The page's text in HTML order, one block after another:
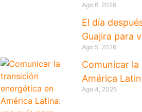
Ago 6, 2026
El día
Guajira para
Ago 5, 2026
Comunicar
América
Ago 4, 2026